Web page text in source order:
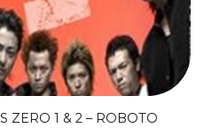
ZERO 1 & 2 – ROBOTO